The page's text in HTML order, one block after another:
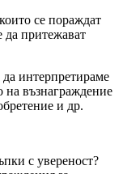
се пораждат
да притежават
да интерпретираме
на възнаграждение
и др.
с увереност?